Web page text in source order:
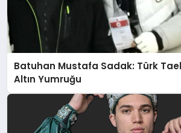
Batuhan Mustafa Sadak: Türk
Altın Yumruğu